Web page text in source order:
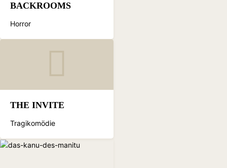
BACKROOMS
Horror
THE INVITE
Tragikomödie